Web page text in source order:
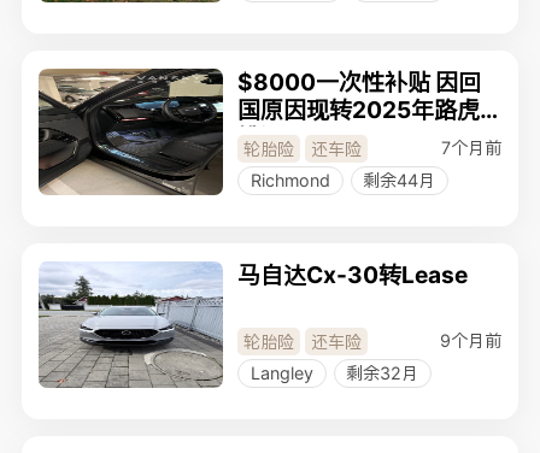
$8000一次性补贴 因回
国原因现转2025年路虎
揽运SE Lease
轮胎险 还车险
7个月前
Richmond
剩余44月
马自达Cx-30转Lease
轮胎险 还车险
9个月前
Langley
剩余32月